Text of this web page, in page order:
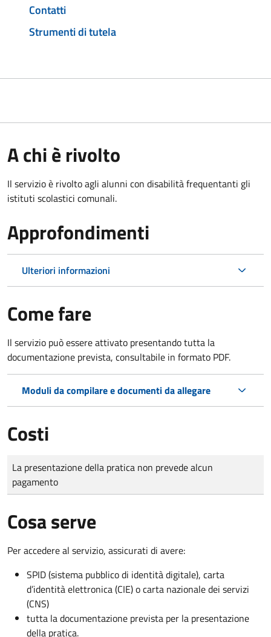
Contatti
Strumenti di tutela
A chi è rivolto
Il servizio è rivolto agli alunni con disabilità frequentanti gli
istituti scolastici comunali.
Approfondimenti
Ulteriori informazioni
Come fare
Il servizio può essere attivato presentando tutta la
documentazione prevista, consultabile in formato PDF.
Moduli da compilare e documenti da allegare
Costi
Tipo di pagamento
Importo
La presentazione della pratica non prevede alcun
pagamento
Cosa serve
Per accedere al servizio, assicurati di avere:
SPID (sistema pubblico di identità digitale), carta
d’identità elettronica (CIE) o carta nazionale dei servizi
(CNS)
tutta la documentazione prevista per la presentazione
della pratica.